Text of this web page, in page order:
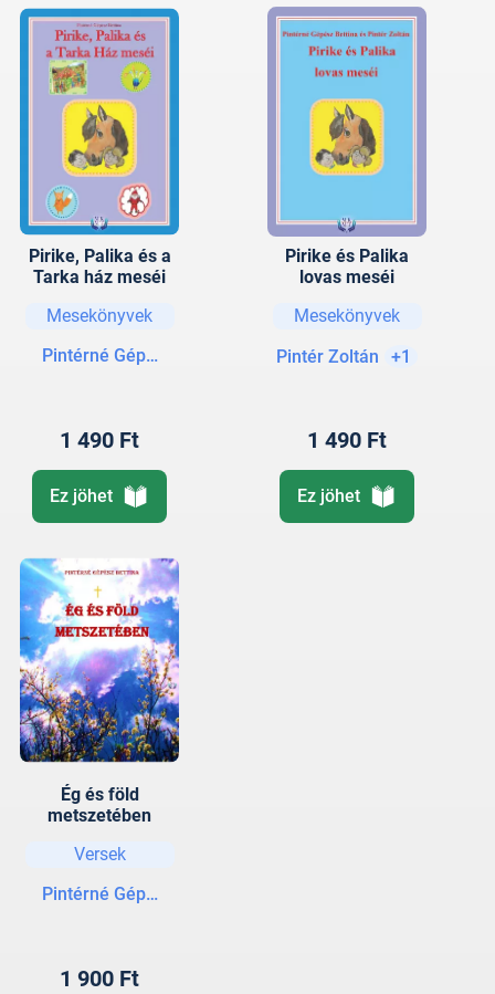
Pirike, Palika és a
Tarka ház meséi
Mesekönyvek
Pintérné Gépész Bettina
1 490 Ft
Ez jöhet
Pirike és Palika
lovas meséi
Mesekönyvek
Pintér Zoltán
+1
1 490 Ft
Ez jöhet
Ég és föld
metszetében
Versek
Pintérné Gépész Bettina
1 900 Ft